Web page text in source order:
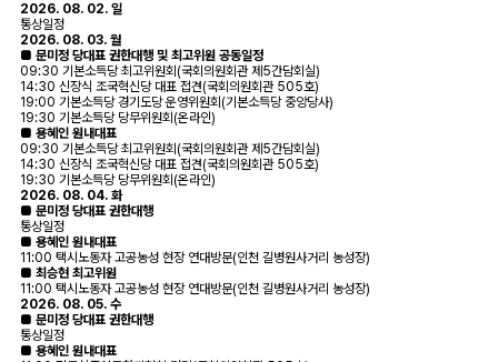
2026. 08. 02. 일
통상일정
2026. 08. 03. 월
■ 문미정 당대표 권한대행 및 최고위원 공동일정
09:30 기본소득당 최고위원회(국회의원회관 제5간담회실)
14:30 신장식 조국혁신당 대표 접견(국회의원회관 505호)
19:00 기본소득당 경기도당 운영위원회(기본소득당 중앙당사)
19:30 기본소득당 당무위원회(온라인)
■ 용혜인 원내대표
09:30 기본소득당 최고위원회(국회의원회관 제5간담회실)
14:30 신장식 조국혁신당 대표 접견(국회의원회관 505호)
19:30 기본소득당 당무위원회(온라인)
2026. 08. 04. 화
■ 문미정 당대표 권한대행
통상일정
■ 용혜인 원내대표
11:00 택시노동자 고공농성 현장 연대방문(인천 길병원사거리 농성장)
■ 최승현 최고위원
11:00 택시노동자 고공농성 현장 연대방문(인천 길병원사거리 농성장)
2026. 08. 05. 수
■ 문미정 당대표 권한대행
통상일정
■ 용혜인 원내대표